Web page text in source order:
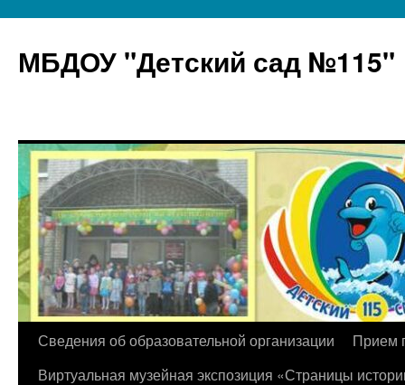
МБДОУ "Детский сад №115"
Перейти
Сведения об образовательной организации
Прием
Виртуальная музейная экспозиция «Страницы